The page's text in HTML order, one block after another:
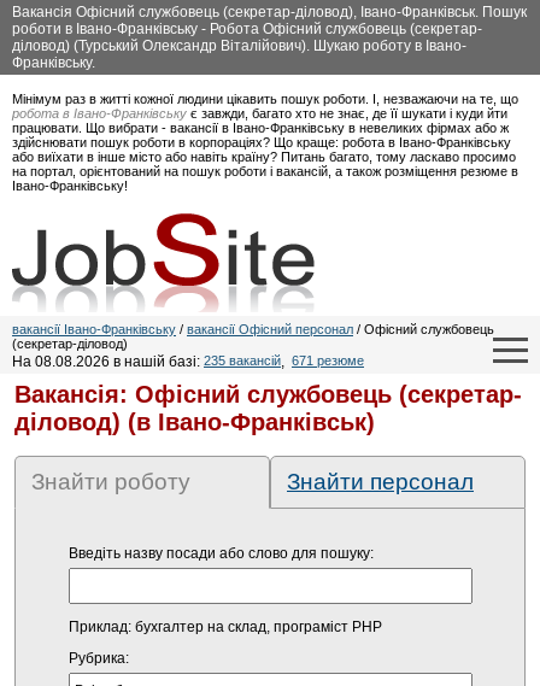
Вакансія Офісний службовець (секретар-діловод), Івано-Франківськ. Пошук
роботи в Івано-Франківську - Робота Офісний службовець (секретар-
діловод) (Турський Олександр Віталійович). Шукаю роботу в Івано-
Франківську.
Мінімум раз в житті кожної людини цікавить пошук роботи. І, незважаючи на те, що
робота в Івано-Франківську є завжди, багато хто не знає, де її шукати і куди йти
працювати. Що вибрати - вакансії в Івано-Франківську в невеликих фірмах або ж
здійснювати пошук роботи в корпораціях? Що краще: робота в Івано-Франківську
або виїхати в інше місто або навіть країну? Питань багато, тому ласкаво просимо
на портал, орієнтований на пошук роботи і вакансій, а також розміщення резюме в
Івано-Франківську!
вакансії Івано-Франківську / вакансії Офісний персонал / Офісний службовець
(секретар-діловод)
На 08.08.2026 в нашій базі: 235 вакансій, 671 резюме
Вакансія: Офісний службовець (секретар-
діловод) (в Івано-Франківськ)
Знайти роботу Знайти персонал
Введіть назву посади або слово для пошуку:
Приклад: бухгалтер на склад, програміст PHP
Рубрика: